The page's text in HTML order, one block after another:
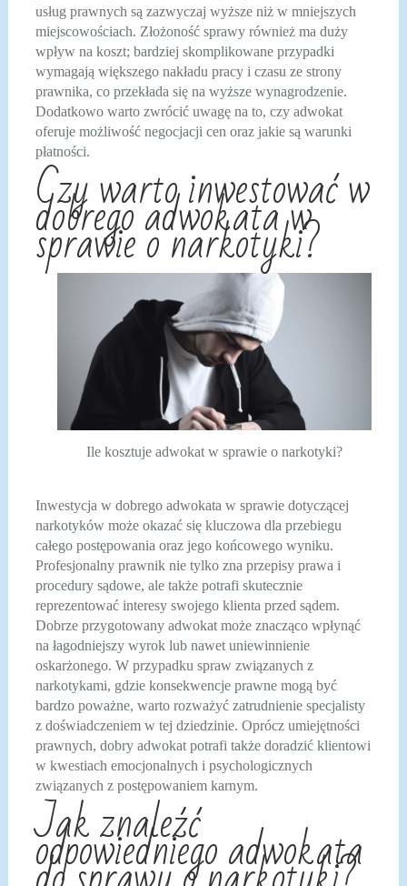
usług prawnych są zazwyczaj wyższe niż w mniejszych
miejscowościach. Złożoność sprawy również ma duży
wpływ na koszt; bardziej skomplikowane przypadki
wymagają większego nakładu pracy i czasu ze strony
prawnika, co przekłada się na wyższe wynagrodzenie.
Dodatkowo warto zwrócić uwagę na to, czy adwokat
oferuje możliwość negocjacji cen oraz jakie są warunki
płatności.
Czy warto inwestować w
dobrego adwokata w
sprawie o narkotyki?
Ile kosztuje adwokat w sprawie o narkotyki?
Inwestycja w dobrego adwokata w sprawie dotyczącej
narkotyków może okazać się kluczowa dla przebiegu
całego postępowania oraz jego końcowego wyniku.
Profesjonalny prawnik nie tylko zna przepisy prawa i
procedury sądowe, ale także potrafi skutecznie
reprezentować interesy swojego klienta przed sądem.
Dobrze przygotowany adwokat może znacząco wpłynąć
na łagodniejszy wyrok lub nawet uniewinnienie
oskarżonego. W przypadku spraw związanych z
narkotykami, gdzie konsekwencje prawne mogą być
bardzo poważne, warto rozważyć zatrudnienie specjalisty
z doświadczeniem w tej dziedzinie. Oprócz umiejętności
prawnych, dobry adwokat potrafi także doradzić klientowi
w kwestiach emocjonalnych i psychologicznych
związanych z postępowaniem karnym.
Jak znaleźć
odpowiedniego adwokata